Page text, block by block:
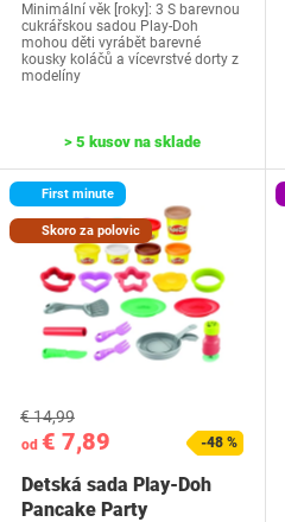
Minimální věk [roky]: 3 S barevnou
cukrářskou sadou Play-Doh
mohou děti vyrábět barevné
kousky koláčů a vícevrstvé dorty z
modelíny
> 5 kusov na sklade
First minute
Skoro za polovic
od € 7,89
€ 14,99
-48 %
Detská sada Play-Doh
Pancake Party